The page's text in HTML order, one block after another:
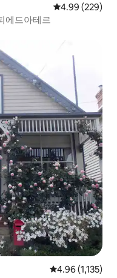
평점 4.99점(5
4.99 (229)
에드아테르
평점 4.96점(5점
4.96 (1,135)